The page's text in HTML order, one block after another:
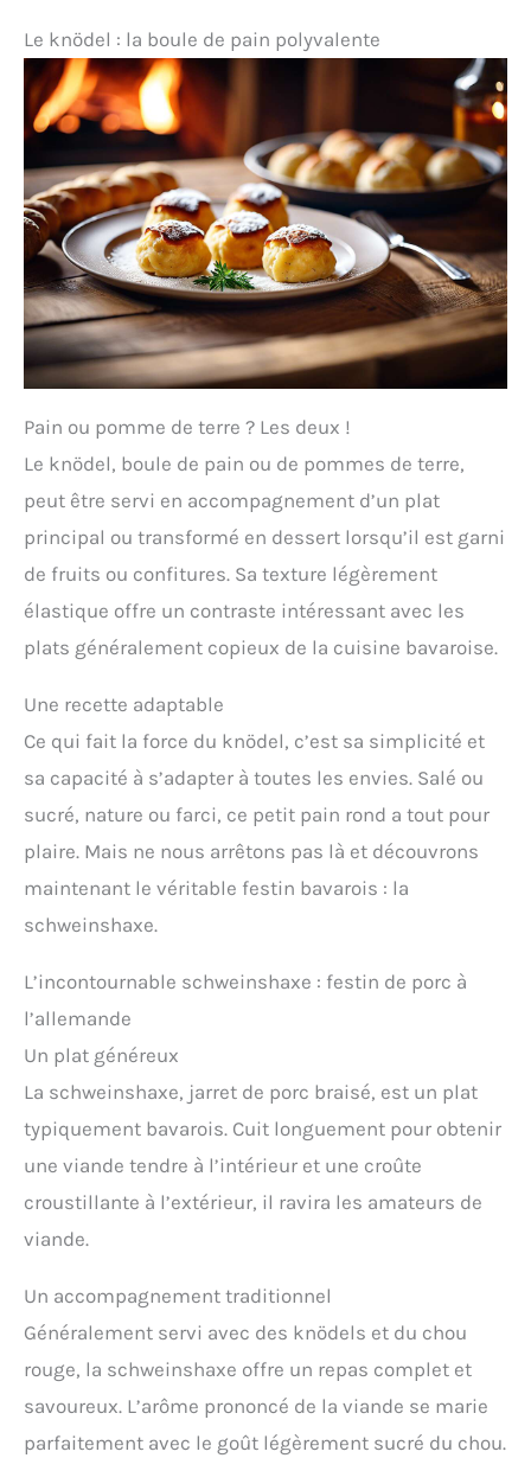
Le knödel : la boule de pain polyvalente
Pain ou pomme de terre ? Les deux !
Le knödel, boule de pain ou de pommes de terre,
peut être servi en accompagnement d’un plat
principal ou transformé en dessert lorsqu’il est garni
de fruits ou confitures. Sa texture légèrement
élastique offre un contraste intéressant avec les
plats généralement copieux de la cuisine bavaroise.
Une recette adaptable
Ce qui fait la force du knödel, c’est sa simplicité et
sa capacité à s’adapter à toutes les envies. Salé ou
sucré, nature ou farci, ce petit pain rond a tout pour
plaire. Mais ne nous arrêtons pas là et découvrons
maintenant le véritable festin bavarois : la
schweinshaxe.
L’incontournable schweinshaxe : festin de porc à
l’allemande
Un plat généreux
La schweinshaxe, jarret de porc braisé, est un plat
typiquement bavarois. Cuit longuement pour obtenir
une viande tendre à l’intérieur et une croûte
croustillante à l’extérieur, il ravira les amateurs de
viande.
Un accompagnement traditionnel
Généralement servi avec des knödels et du chou
rouge, la schweinshaxe offre un repas complet et
savoureux. L’arôme prononcé de la viande se marie
parfaitement avec le goût légèrement sucré du chou.